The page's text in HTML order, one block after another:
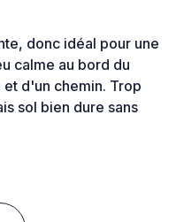
donc idéal pour une
calme au bord du
d'un chemin. Trop
sol bien dure sans